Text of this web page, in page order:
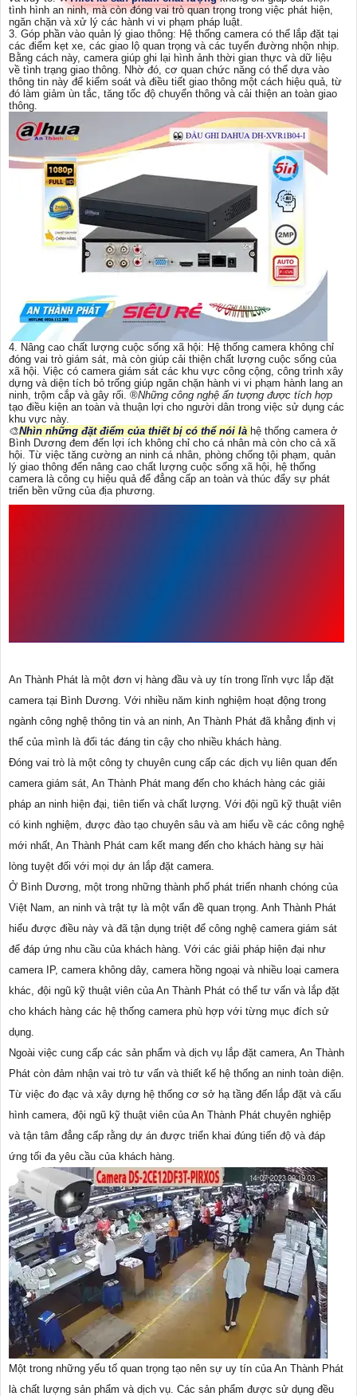
tình hình an ninh, mà còn đóng vai trò quan trọng trong việc phát hiện,
ngăn chặn và xử lý các hành vi vi phạm pháp luật.
3. Góp phần vào quản lý giao thông: Hệ thống camera có thể lắp đặt tại
các điểm kẹt xe, các giao lộ quan trọng và các tuyến đường nhộn nhịp.
Bằng cách này, camera giúp ghi lại hình ảnh thời gian thực và dữ liệu
về tình trạng giao thông. Nhờ đó, cơ quan chức năng có thể dựa vào
thông tin này để kiểm soát và điều tiết giao thông một cách hiệu quả, từ
đó làm giảm ùn tắc, tăng tốc độ chuyển thông và cải thiện an toàn giao
thông.
4. Nâng cao chất lượng cuộc sống xã hội: Hệ thống camera không chỉ
đóng vai trò giám sát, mà còn giúp cải thiện chất lượng cuộc sống của
xã hội. Việc có camera giám sát các khu vực công cộng, công trình xây
dựng và diện tích bỏ trống giúp ngăn chặn hành vi vi phạm hành lang an
ninh, trộm cắp và gây rối. ®️Những công nghệ ấn tượng được tích hợp
tạo điều kiện an toàn và thuận lợi cho người dân trong việc sử dụng các
khu vực này.
🎨Nhìn những đặt điểm của thiết bị có thể nói là hệ thống camera ở
Bình Dương đem đến lợi ích không chỉ cho cá nhân mà còn cho cả xã
hội. Từ việc tăng cường an ninh cá nhân, phòng chống tội phạm, quản
lý giao thông đến nâng cao chất lượng cuộc sống xã hội, hệ thống
camera là công cụ hiệu quả để đẳng cấp an toàn và thúc đẩy sự phát
triển bền vững của địa phương.
An Thành Phát là một đơn vị hàng đầu và uy tín trong lĩnh vực lắp đặt
camera tại Bình Dương. Với nhiều năm kinh nghiệm hoạt động trong
ngành công nghệ thông tin và an ninh, An Thành Phát đã khẳng định vị
thế của mình là đối tác đáng tin cậy cho nhiều khách hàng.
Đóng vai trò là một công ty chuyên cung cấp các dịch vụ liên quan đến
camera giám sát, An Thành Phát mang đến cho khách hàng các giải
pháp an ninh hiện đại, tiên tiến và chất lượng. Với đội ngũ kỹ thuật viên
có kinh nghiệm, được đào tạo chuyên sâu và am hiểu về các công nghệ
mới nhất, An Thành Phát cam kết mang đến cho khách hàng sự hài
lòng tuyệt đối với mọi dự án lắp đặt camera.
Ở Bình Dương, một trong những thành phố phát triển nhanh chóng của
Việt Nam, an ninh và trật tự là một vấn đề quan trọng. Anh Thành Phát
hiểu được điều này và đã tận dụng triệt để công nghệ camera giám sát
để đáp ứng nhu cầu của khách hàng. Với các giải pháp hiện đại như
camera IP, camera không dây, camera hồng ngoại và nhiều loại camera
khác, đội ngũ kỹ thuật viên của An Thành Phát có thể tư vấn và lắp đặt
cho khách hàng các hệ thống camera phù hợp với từng mục đích sử
dụng.
Ngoài việc cung cấp các sản phẩm và dịch vụ lắp đặt camera, An Thành
Phát còn đảm nhận vai trò tư vấn và thiết kế hệ thống an ninh toàn diện.
Từ việc đo đạc và xây dựng hệ thống cơ sở hạ tầng đến lắp đặt và cấu
hình camera, đội ngũ kỹ thuật viên của An Thành Phát chuyên nghiệp
và tận tâm đẳng cấp rằng dự án được triển khai đúng tiến độ và đáp
ứng tối đa yêu cầu của khách hàng.
Một trong những yếu tố quan trọng tạo nên sự uy tín của An Thành Phát
là chất lượng sản phẩm và dịch vụ. Các sản phẩm được sử dụng đều